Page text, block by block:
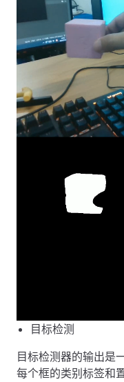
目标检测
目标检测器的输出是
每个框的类别标签和